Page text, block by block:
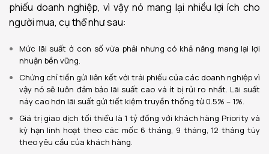
phiếu doanh nghiệp, vì vậy nó mang lại nhiều lợi ích cho
người mua, cụ thể như sau:
Mức lãi suất ở con số vừa phải nhưng có khả năng mang lại lợi
nhuận bền vững.
Chứng chỉ tiền gửi liên kết với trái phiếu của các doanh nghiệp vì
vậy nó sẽ luôn đảm bảo lãi suất cao và ít bị rủi ro nhất. Lãi suất
này cao hơn lãi suất gửi tiết kiệm truyền thống từ 0.5% – 1%.
Giá trị giao dịch tối thiểu là 1 tỷ đồng với khách hàng Priority và
kỳ hạn linh hoạt theo các mốc 6 tháng, 9 tháng, 12 tháng tùy
theo yêu cầu của khách hàng.